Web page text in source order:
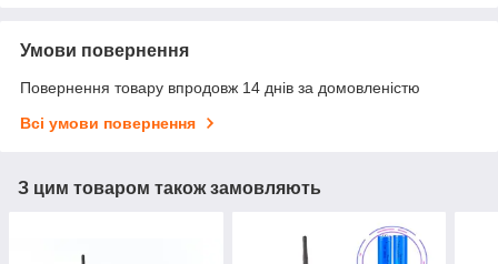
Умови повернення
Повернення товару впродовж 14 днів за домовленістю
Всі умови повернення
З цим товаром також замовляють